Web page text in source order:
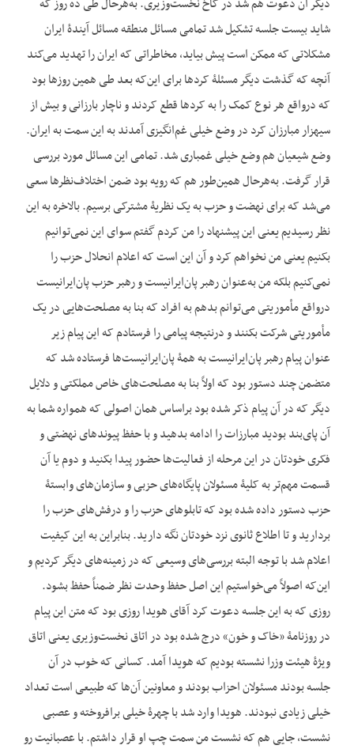
شاید بیست جلسه تشکیل شد تمامی مسائل منطقه مسائل آیندۀ ایران
مشکلاتی که ممکن است پیش بیاید، مخاطراتی که ایران را تهدید می‌کند
آن‎چه که گذشت دیگر مسئلۀ کردها برای این‌که بعد طی همین روزها بود
که درواقع هر نوع کمک را به کردها قطع کردند و ناچار بارزانی و بیش از
سی‎هزار مبارزان کرد در وضع خیلی غم‌انگیزی آمدند به این سمت به ایران.
وضع شیعیان هم وضع خیلی غمباری شد. تمامی این مسائل مورد بررسی
قرار گرفت. به‌هرحال همین‌طور هم که رویه بود ضمن اختلاف‌نظرها سعی
می‌شد که برای نهضت و حزب به یک نظریۀ مشترکی برسیم. بالاخره به این
نظر رسیدیم یعنی این پیشنهاد را من کردم گفتم سوای این نمی‌توانیم
بکنیم یعنی من نخواهم کرد و آن این است که اعلام انحلال حزب را
نمی‌کنیم بلکه من به‌عنوان رهبر پان‌ایرانیست و رهبر حزب پان‌ایرانیست
درواقع مأموریتی می‌توانم بدهم به افراد که بنا به مصلحت‌هایی در یک
مأموریتی شرکت بکنند و درنتیجه پیامی را فرستادم که این پیام زیر
عنوان پیام رهبر پان‌ایرانیست به همۀ پان‌ایرانیست‌ها فرستاده شد که
متضمن چند دستور بود که اولاً بنا به مصلحت‌های خاص مملکتی و دلایل
دیگر که در آن پیام ذکر شده بود براساس همان اصولی که همواره شما به
آن پای‌بند بودید مبارزات را ادامه بدهید و با حفظ پیوندهای نهضتی و
فکری خودتان در این مرحله از فعالیت‌ها حضور پیدا بکنید و دوم یا آن
قسمت مهم‌تر به کلیۀ مسئولان پایگاه‌های حزبی و سازمان‌های وابستۀ
حزب دستور داده شده بود که تابلوهای حزب را و درفش‌های حزب را
بردارید و تا اطلاع ثانوی نزد خودتان نگه دارید. بنابراین به این کیفیت
اعلام شد با توجه البته بررسی‌های وسیعی که در زمینه‌های دیگر کردیم و
این‌که اصولاً می‌خواستیم این اصل حفظ وحدت نظر ضمناً حفظ بشود.
روزی که به این جلسه دعوت کرد آقای هویدا روزی بود که متن این پیام
در روزنامۀ «خاک و خون» درج شده بود در اتاق نخست‌وزیری یعنی اتاق
ویژۀ هیئت وزرا نشسته بودیم که هویدا آمد. کسانی که خوب در آن
جلسه بودند مسئولان احزاب بودند و معاونین آن‌ها که طبیعی است تعداد
خیلی زیادی نبودند. هویدا وارد شد با چهرۀ خیلی برافروخته و عصبی
نشست، جایی هم که نشست من سمت چپ او قرار داشتم. با عصبانیت رو